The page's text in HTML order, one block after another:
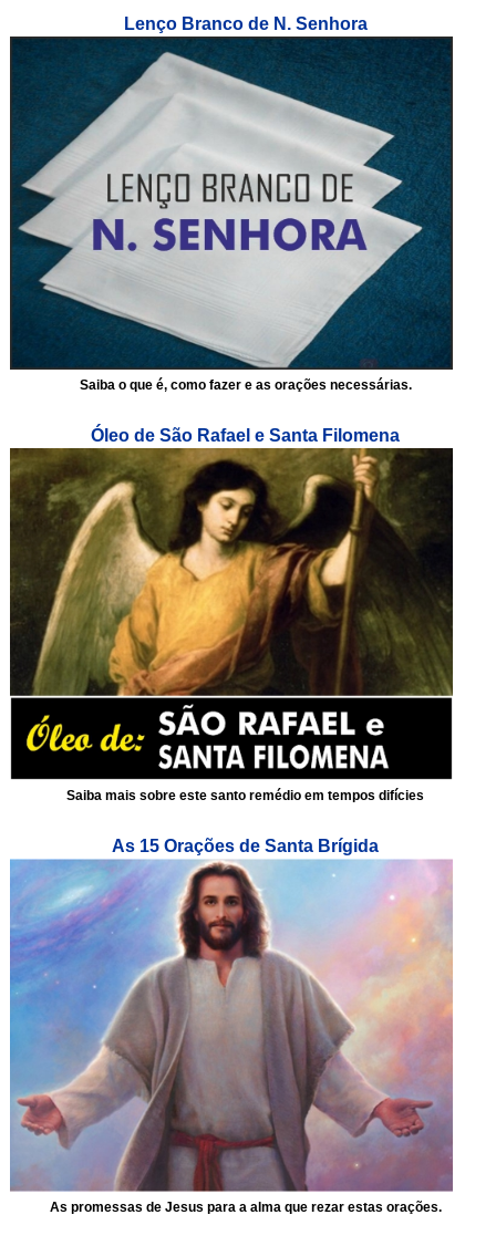
Lenço Branco de N. Senhora
Saiba o que é, como fazer e as orações necessárias.
Óleo de São Rafael e Santa Filomena
Saiba mais sobre este santo remédio em tempos difícies
As 15 Orações de Santa Brígida
As promessas de Jesus para a alma que rezar estas orações.